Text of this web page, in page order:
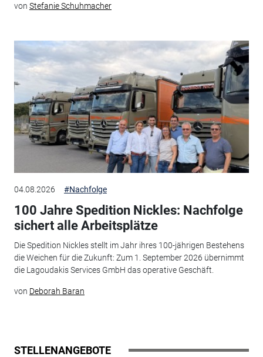
von Stefanie Schuhmacher
04.08.2026 #Nachfolge
100 Jahre Spedition Nickles: Nachfolge
sichert alle Arbeitsplätze
Die Spedition Nickles stellt im Jahr ihres 100-jährigen Bestehens
die Weichen für die Zukunft: Zum 1. September 2026 übernimmt
die Lagoudakis Services GmbH das operative Geschäft.
von Deborah Baran
STELLENANGEBOTE